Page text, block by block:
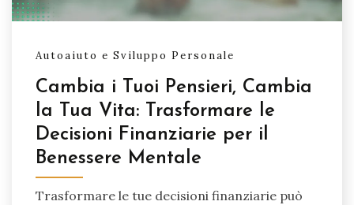
Autoaiuto e Sviluppo Personale
Cambia i Tuoi Pensieri, Cambia
la Tua Vita: Trasformare le
Decisioni Finanziarie per il
Benessere Mentale
Trasformare le tue decisioni finanziarie può